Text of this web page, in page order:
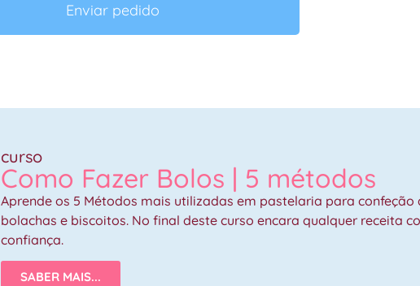
Enviar pedido
curso
Como Fazer Bolos | 5 métodos
Aprende os 5 Métodos mais utilizadas em pastelaria para confeção
bolachas e biscoitos. No final deste curso encara qualquer receita
confiança.
SABER MAIS...